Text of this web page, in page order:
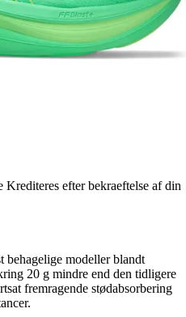
Krediteres efter bekraeftelse af din
modeller blandt
20 g mindre end den tidligere
fremragende stødabsorbering